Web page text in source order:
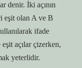
denir. İki açının
eşit olan A ve B
ifade
açılar çizerken,
yeterlidir.